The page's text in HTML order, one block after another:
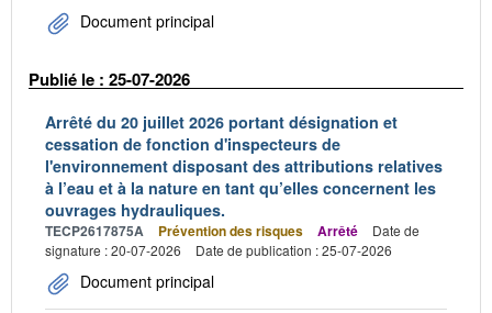
Document principal
Publié le : 25-07-2026
Arrêté du 20 juillet 2026 portant désignation et
cessation de fonction d'inspecteurs de
l'environnement disposant des attributions relatives
à l’eau et à la nature en tant qu’elles concernent les
ouvrages hydrauliques.
TECP2617875A Prévention des risques Arrêté
Date de
signature : 20-07-2026
Date de publication : 25-07-2026
Document principal